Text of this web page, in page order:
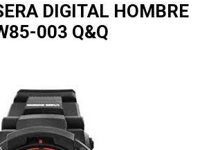
DIGITAL HOMBRE
003 Q&Q